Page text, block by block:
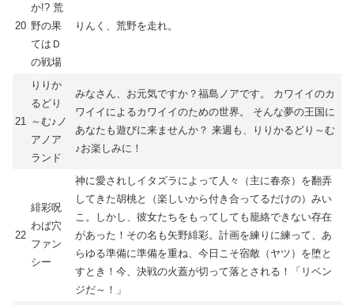
20
か!? 荒
野の果
てはＤ
の戦場
りんく、荒野を走れ。
21
りりか
るどり
～む♪ノ
アノア
ランド
みなさん、お元気ですか？福島ノアです。 カワイイのカ
ワイイによるカワイイのための世界。 そんな夢の王国に
あなたも遊びに来ませんか？ 来週も、りりかるどり～む
♪お楽しみに！
22
緋彩呪
わば穴
ファン
シー
神に愛されしイタズラによって人々（主に春奈）を翻弄
してきた胡桃と（楽しいから付き合ってるだけの）みい
こ。しかし、彼女たちをもってしても籠絡できない存在
があった！その名も矢野緋彩。計画を練りに練って、あ
らゆる準備に準備を重ね、今日こそ宿敵（ヤツ）を堕と
すとき！今、決戦の火蓋が切って落とされる！「リベン
ジだ～！」